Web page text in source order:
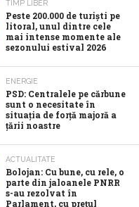
TIMP LIBER
Peste 200.000 de turiști pe
litoral, unul dintre cele
mai intense momente ale
sezonului estival 2026
ENERGIE
PSD: Centralele pe cărbune
sunt o necesitate în
situația de forță majoră a
țării noastre
ACTUALITATE
Bolojan: Cu bune, cu rele, o
parte din jaloanele PNRR
s-au rezolvat în
Parlament, cu prețul